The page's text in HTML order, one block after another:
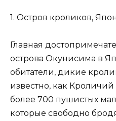
1. Остров кроликов,
Главная
острова Окунисима в
обитатели, дикие
известно, как Кроличий
более 700 пушистых
которые свободно